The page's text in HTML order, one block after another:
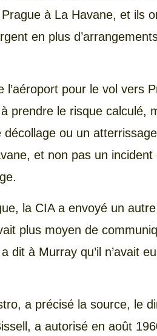
à La Havane, et ils
en plus
pour le vol vers
prendre le risque calculé,
ou un atterrissage
et non pas un
la CIA a envoyé un
plus moyen de
dit à Murray qu’il n’avait
a précisé la source, le
a autorisé en août